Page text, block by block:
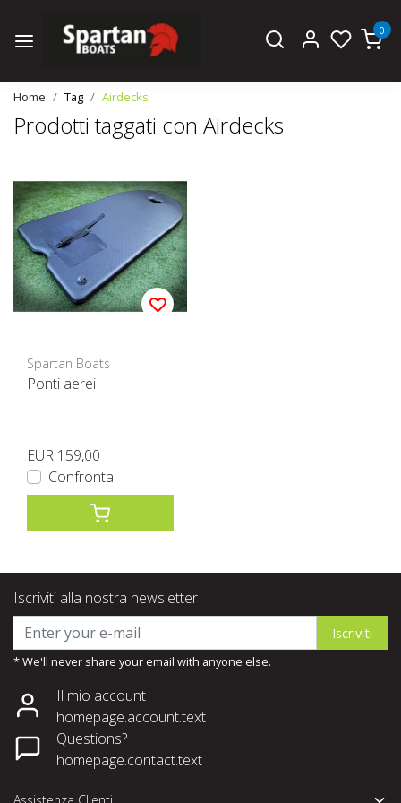
0
Home Tag Airdecks
Prodotti taggati con Airdecks
Spartan Boats
Ponti aerei
EUR 159,00
Confronta
Iscriviti alla nostra newsletter
Iscriviti
* We'll never share your email with anyone else.
Il mio account
homepage.account.text
Questions?
homepage.contact.text